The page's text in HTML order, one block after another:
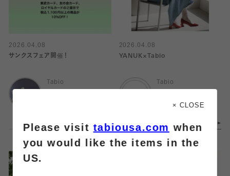
2026.04.08
サンクスフェア開催！
Tabio
2026.04.08
YANUK×Tabio
Tabio
× CLOSE
Please visittabiousa.com when
you would like the items in the
US.